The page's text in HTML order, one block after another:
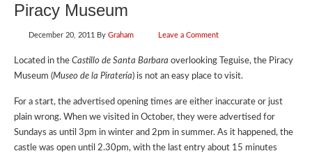
Piracy Museum
December 20, 2011 By Graham Leave a Comment
Located in the Castillo de Santa Barbara overlooking Teguise, the Piracy
Museum (Museo de la Piratería) is not an easy place to visit.
For a start, the advertised opening times are either inaccurate or just
plain wrong. When we visited in October, they were advertised for
Sundays as until 3pm in winter and 2pm in summer. As it happened, the
castle was open until 2.30pm, with the last entry about 15 minutes